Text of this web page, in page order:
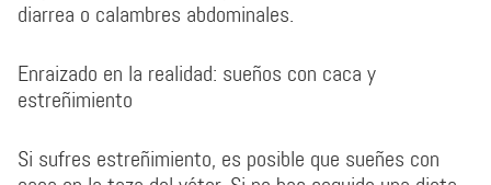
diarrea o calambres abdominales.
Enraizado en la realidad: sueños con caca y
estreñimiento
Si sufres estreñimiento, es posible que sueñes con